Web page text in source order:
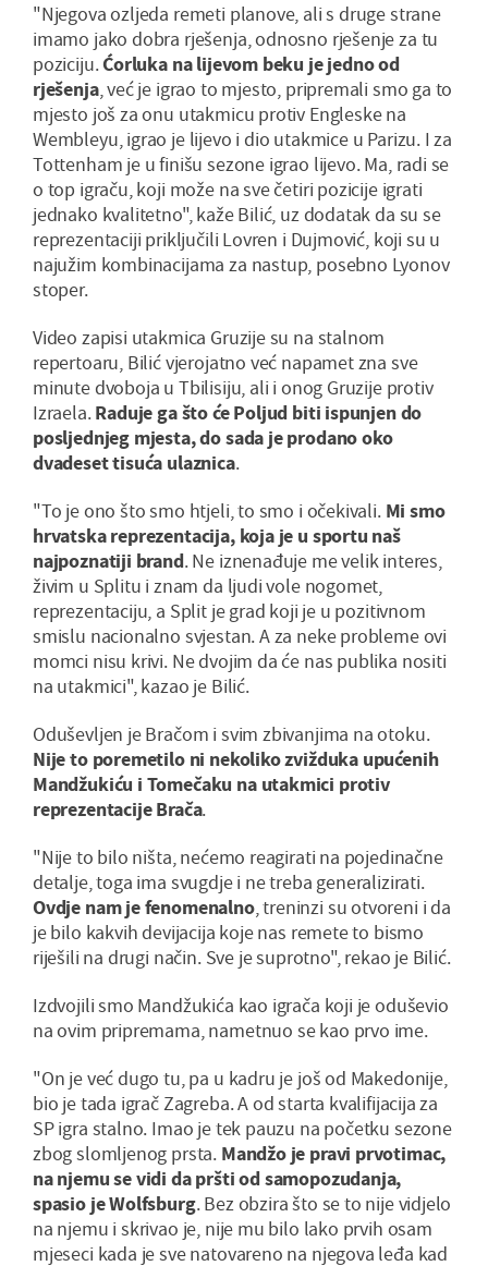
"Njegova ozljeda remeti planove, ali s druge strane
imamo jako dobra rješenja, odnosno rješenje za tu
poziciju.Ćorluka na lijevom beku je jedno od
rješenja, već je igrao to mjesto, pripremali smo ga to
mjesto još za onu utakmicu protiv Engleske na
Wembleyu, igrao je lijevo i dio utakmice u Parizu. I za
Tottenham je u finišu sezone igrao lijevo. Ma, radi se
o top igraču, koji može na sve četiri pozicije igrati
jednako kvalitetno", kaže Bilić, uz dodatak da su se
reprezentaciji priključili Lovren i Dujmović, koji su u
najužim kombinacijama za nastup, posebno Lyonov
stoper.
Video zapisi utakmica Gruzije su na stalnom
repertoaru, Bilić vjerojatno već napamet zna sve
minute dvoboja u Tbilisiju, ali i onog Gruzije protiv
Izraela.Raduje ga što će Poljud biti ispunjen do
posljednjeg mjesta, do sada je prodano oko
dvadeset tisuća ulaznica.
"To je ono što smo htjeli, to smo i očekivali. Mi smo
hrvatska reprezentacija, koja je u sportu naš
najpoznatiji brand. Ne iznenađuje me velik interes,
živim u Splitu i znam da ljudi vole nogomet,
reprezentaciju, a Split je grad koji je u pozitivnom
smislu nacionalno svjestan. A za neke probleme ovi
momci nisu krivi. Ne dvojim da će nas publika nositi
na utakmici", kazao je Bilić.
Oduševljen je Bračom i svim zbivanjima na otoku.
Nije to poremetilo ni nekoliko zvižduka upućenih
Mandžukiću i Tomečaku na utakmici protiv
reprezentacije Brača.
"Nije to bilo ništa, nećemo reagirati na pojedinačne
detalje, toga ima svugdje i ne treba generalizirati.
Ovdje nam je fenomenalno, treninzi su otvoreni i da
je bilo kakvih devijacija koje nas remete to bismo
riješili na drugi način. Sve je suprotno", rekao je Bilić.
Izdvojili smo Mandžukića kao igrača koji je oduševio
na ovim pripremama, nametnuo se kao prvo ime.
"On je već dugo tu, pa u kadru je još od Makedonije,
bio je tada igrač Zagreba. A od starta kvalifijacija za
SP igra stalno. Imao je tek pauzu na početku sezone
zbog slomljenog prsta. Mandžo je pravi prvotimac,
na njemu se vidi da pršti od samopozudanja,
spasio je Wolfsburg. Bez obzira što se to nije vidjelo
na njemu i skrivao je, nije mu bilo lako prvih osam
mjeseci kada je sve natovareno na njegova leđa kad